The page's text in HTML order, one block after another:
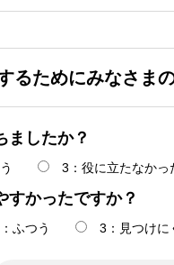
るためにみなさま
ましたか？
3：役に立たなかっ
すかったですか？
ふつう 3：見つけに